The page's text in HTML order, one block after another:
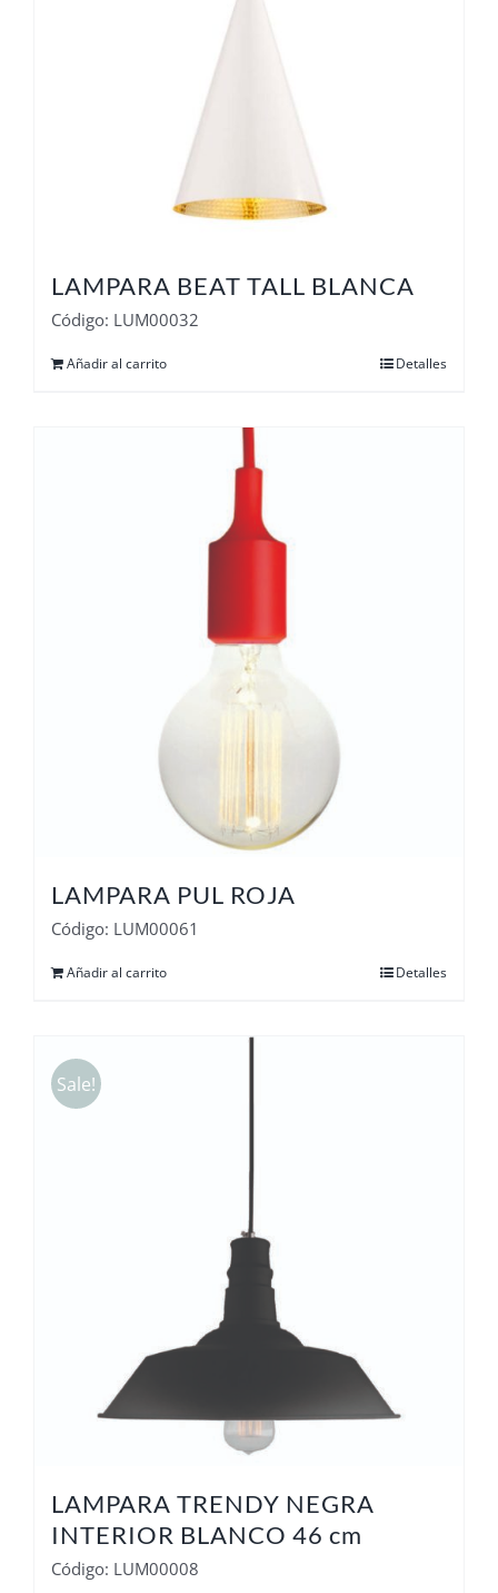
LAMPARA BEAT TALL BLANCA
Código: LUM00032
Añadir al carrito Detalles
LAMPARA PUL ROJA
Código: LUM00061
Añadir al carrito Detalles
Sale!
LAMPARA TRENDY NEGRA
INTERIOR BLANCO 46 cm
Código: LUM00008